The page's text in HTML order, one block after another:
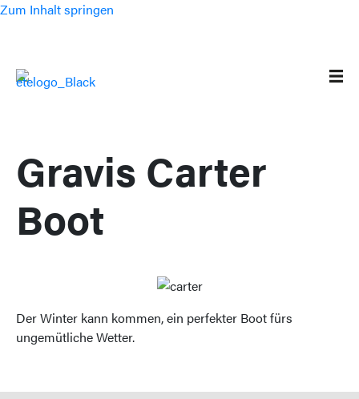
Zum Inhalt springen
Gravis Carter
Boot
Der Winter kann kommen, ein perfekter Boot fürs
ungemütliche Wetter.